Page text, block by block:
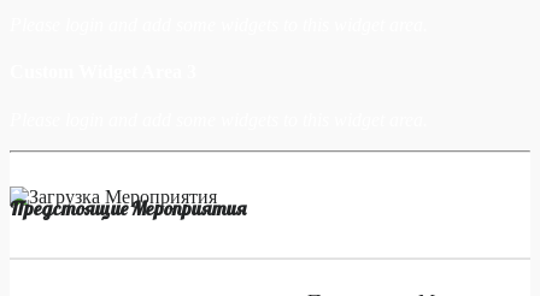
Предстоящие Мероприятия